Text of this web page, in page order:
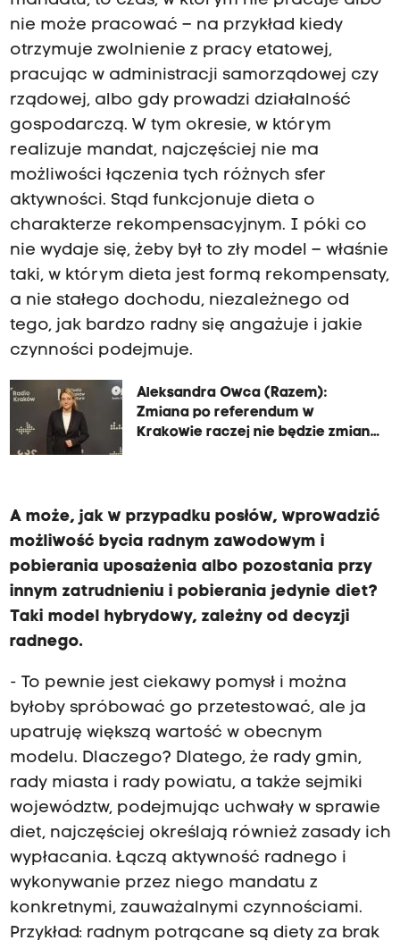
nie może pracować – na przykład kiedy
otrzymuje zwolnienie z pracy etatowej,
pracując w administracji samorządowej czy
rządowej, albo gdy prowadzi działalność
gospodarczą. W tym okresie, w którym
realizuje mandat, najczęściej nie ma
możliwości łączenia tych różnych sfer
aktywności. Stąd funkcjonuje dieta o
charakterze rekompensacyjnym. I póki co
nie wydaje się, żeby był to zły model – właśnie
taki, w którym dieta jest formą rekompensaty,
a nie stałego dochodu, niezależnego od
tego, jak bardzo radny się angażuje i jakie
czynności podejmuje.
Aleksandra Owca (Razem):
Zmiana po referendum w
Krakowie raczej nie będzie zmianą
A może, jak w przypadku posłów, wprowadzić
możliwość bycia radnym zawodowym i
pobierania uposażenia albo pozostania przy
innym zatrudnieniu i pobierania jedynie diet?
Taki model hybrydowy, zależny od decyzji
radnego.
- To pewnie jest ciekawy pomysł i można
byłoby spróbować go przetestować, ale ja
upatruję większą wartość w obecnym
modelu. Dlaczego? Dlatego, że rady gmin,
rady miasta i rady powiatu, a także sejmiki
województw, podejmując uchwały w sprawie
diet, najczęściej określają również zasady ich
wypłacania. Łączą aktywność radnego i
wykonywanie przez niego mandatu z
konkretnymi, zauważalnymi czynnościami.
Przykład: radnym potrącane są diety za brak